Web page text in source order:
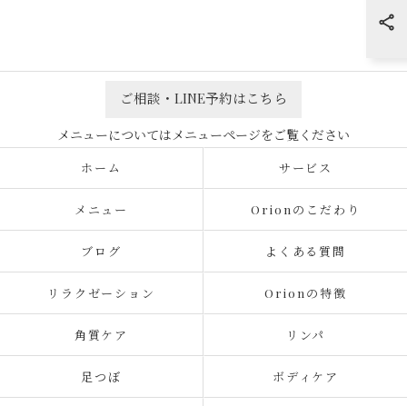
ご相談・LINE予約はこちら
ホーム サービス
メニュー Orionのこだわり
ブログ よくある質問
リラクゼーション Orionの特徴
角質ケア リンパ
足つぼ ボディケア